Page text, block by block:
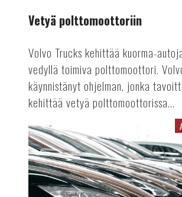
Vetyä polttomoottoriin
Volvo Trucks kehittää kuorma-
vedyllä toimiva polttomoottori.
käynnistänyt ohjelman, jonka
kehittää vetyä polttomoottorissa...
Suosikkimerkit
käytetyn
kaupoilla